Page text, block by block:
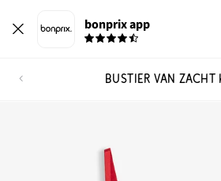
bonprix app
BUSTIER VAN ZACHT